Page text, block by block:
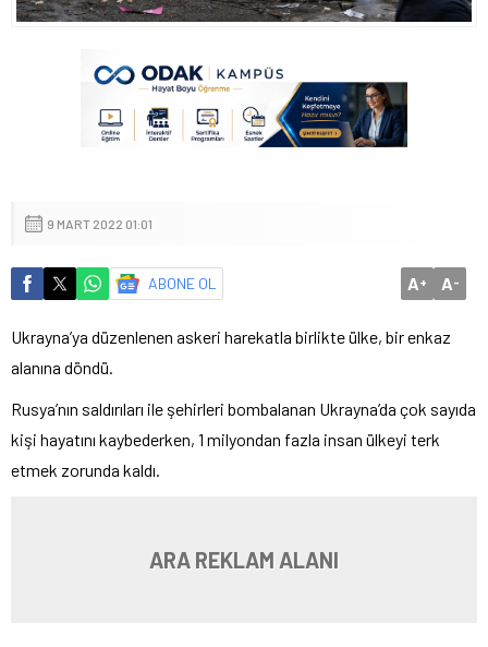
9 MART 2022 01:01
ABONE OL A+ A-
Ukrayna’ya düzenlenen askeri harekatla birlikte ülke, bir enkaz
alanına döndü.
Rusya’nın saldırıları ile şehirleri bombalanan Ukrayna’da çok sayıda
kişi hayatını kaybederken, 1 milyondan fazla insan ülkeyi terk
etmek zorunda kaldı.
ARA REKLAM ALANI